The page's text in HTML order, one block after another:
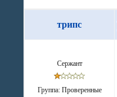
трипс
Сержант
Группа: Проверенные